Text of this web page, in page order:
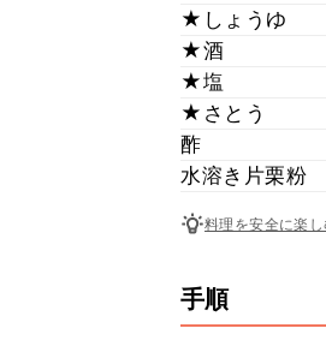
★しょうゆ
★酒
★塩
★さとう
酢
水溶き片栗粉
料理を安全に楽
手順